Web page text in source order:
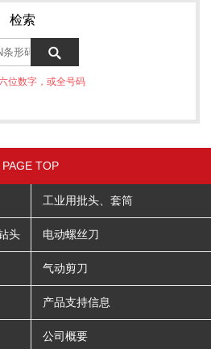
检索
位数字，或全号码
PAGE TOP
工业用批头、套筒
头 电动螺丝刀
气动剪刀
产品支持信息
公司概要